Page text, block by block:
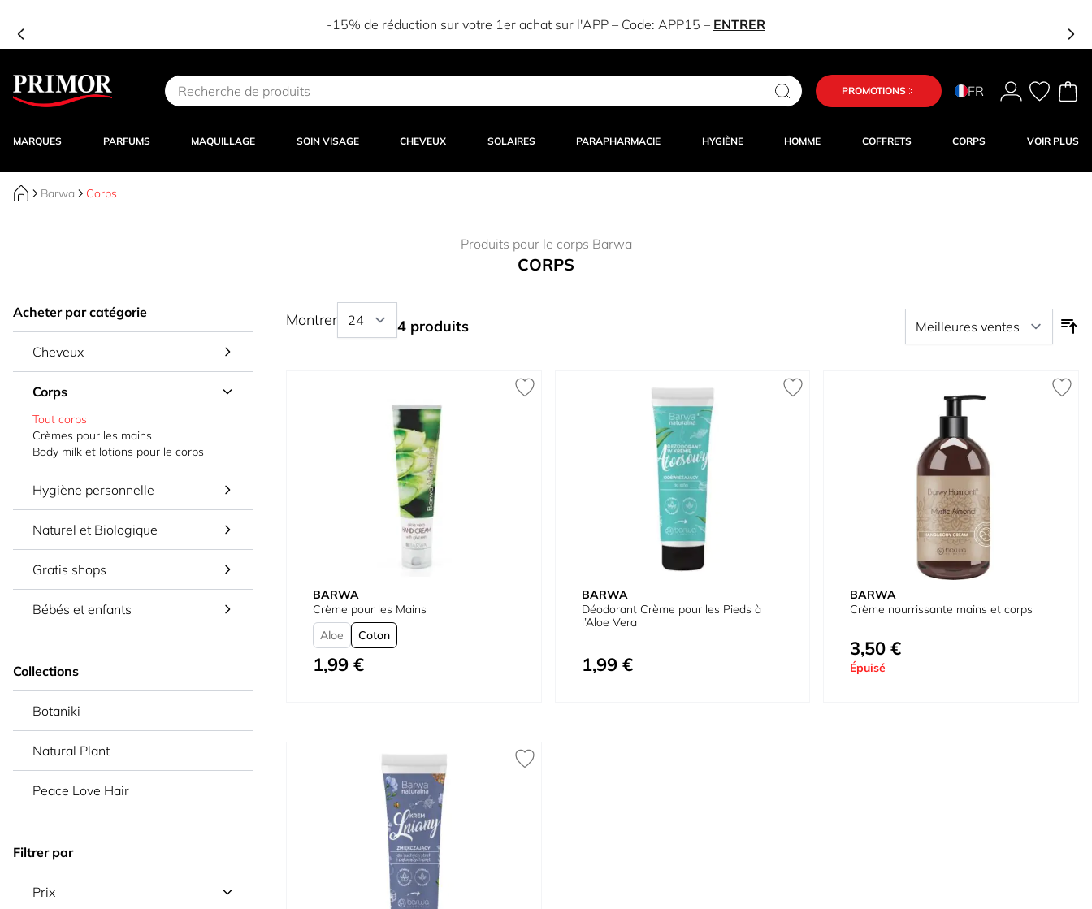
-15% de réduction sur votre 1er achat sur l'APP – Code: APP15 – ENTRER
Aller au contenu
PROMOTIONS FR
MARQUES PARFUMS MAQUILLAGE SOIN VISAGE CHEVEUX SOLAIRES PARAPHARMACIE HYGIÈNE HOMME COFFRETS CORPS VOIR PLUS
Barwa Corps
Produits pour le corps Barwa
CORPS
Acheter par catégorie
Cheveux
Corps
Tout corps
Crèmes pour les mains
Body milk et lotions pour le corps
Hygiène personnelle
Naturel et Biologique
Gratis shops
Bébés et enfants
Collections
Botaniki
Natural Plant
Peace Love Hair
Filtrer par
Prix
Montrer 4 produits
BARWA
Crème pour les Mains
Aloe
Coton
À partir de
1,99 €
BARWA
Déodorant Crème pour les Pieds à
l’Aloe Vera
1,99 €
BARWA
Crème nourrissante mains et corps
3,50 €
Épuisé